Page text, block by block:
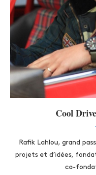
Cool
Rafik Lahlou, grand
projets et d’idées,
co-